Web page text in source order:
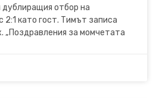
отбор на
като гост. Тимът записа
„Поздравления за момчетата